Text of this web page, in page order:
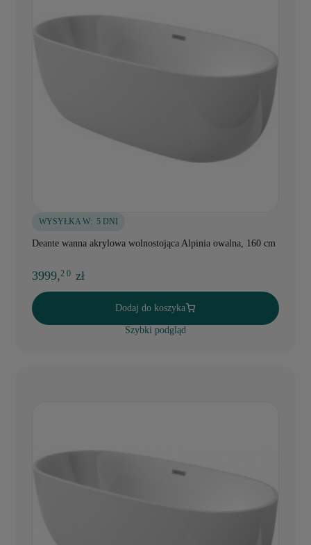
WYSYŁKA W: 5 DNI
Deante wanna akrylowa wolnostojąca Alpinia owalna, 160 cm
3999,2 0 zł
Dodaj do koszyka
Szybki podgląd